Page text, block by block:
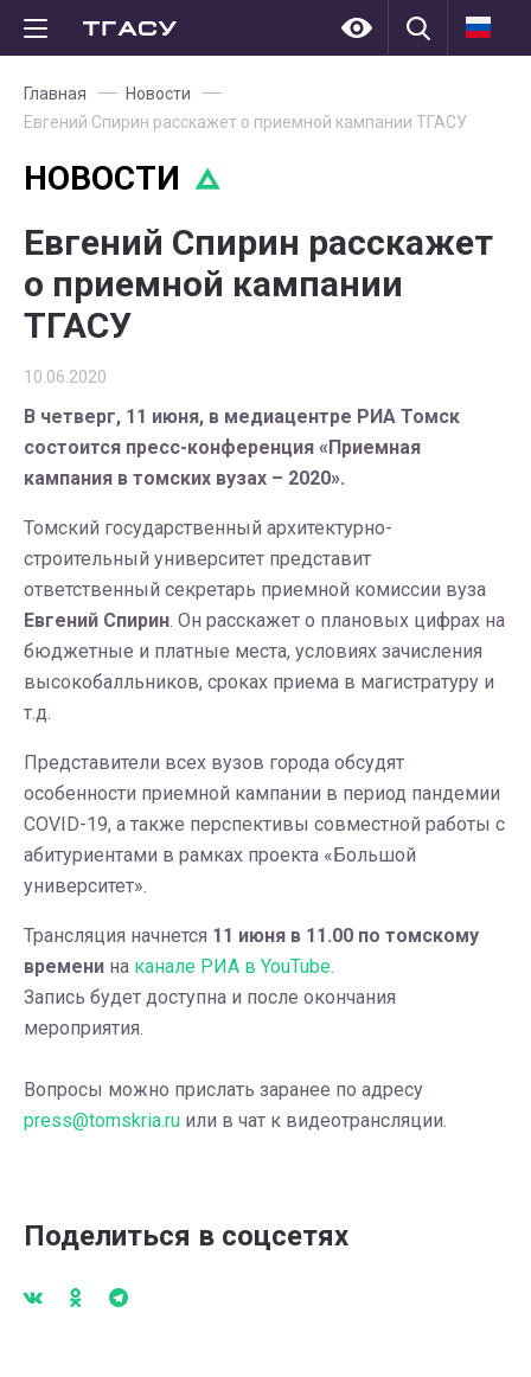
Главная
Новости
Евгений Спирин расскажет о приемной кампании ТГАСУ
НОВОСТИ
Евгений Спирин расскажет
о приемной кампании
ТГАСУ
10.06.2020
В четверг, 11 июня, в медиацентре РИА Томск
состоится пресс-конференция «Приемная
кампания в томских вузах – 2020».
Томский государственный архитектурно-
строительный университет представит
ответственный секретарь приемной комиссии вуза
Евгений Спирин. Он расскажет о плановых цифрах на
бюджетные и платные места, условиях зачисления
высокобалльников, сроках приема в магистратуру и
т.д.
Представители всех вузов города обсудят
особенности приемной кампании в период пандемии
COVID-19, а также перспективы совместной работы с
абитуриентами в рамках проекта «Большой
университет».
Трансляция начнется 11 июня в 11.00 по томскому
времени на канале РИА в YouTube.
Запись будет доступна и после окончания
мероприятия.
Вопросы можно прислать заранее по адресу
press@tomskria.ru или в чат к видеотрансляции.
Поделиться в соцсетях